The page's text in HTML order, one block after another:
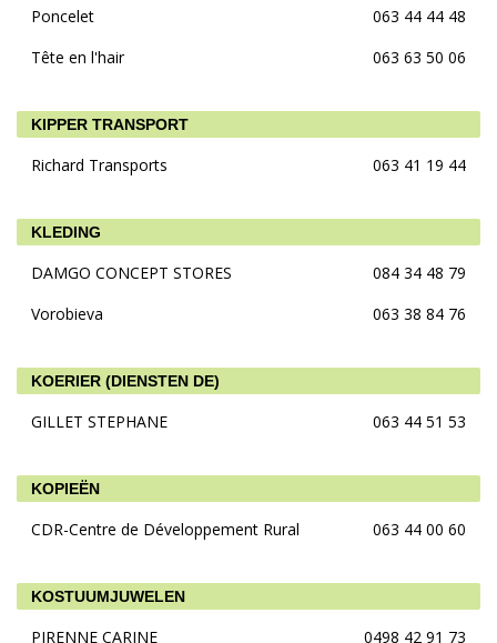
Poncelet
063 44 44 48
Tête en l'hair
063 63 50 06
KIPPER TRANSPORT
Richard Transports 063 41 19 44
KLEDING
DAMGO CONCEPT STORES
084 34 48 79
Vorobieva
063 38 84 76
KOERIER (DIENSTEN DE)
GILLET STEPHANE 063 44 51 53
KOPIEËN
CDR-Centre de Développement Rural 063 44 00 60
KOSTUUMJUWELEN
PIRENNE CARINE 0498 42 91 73